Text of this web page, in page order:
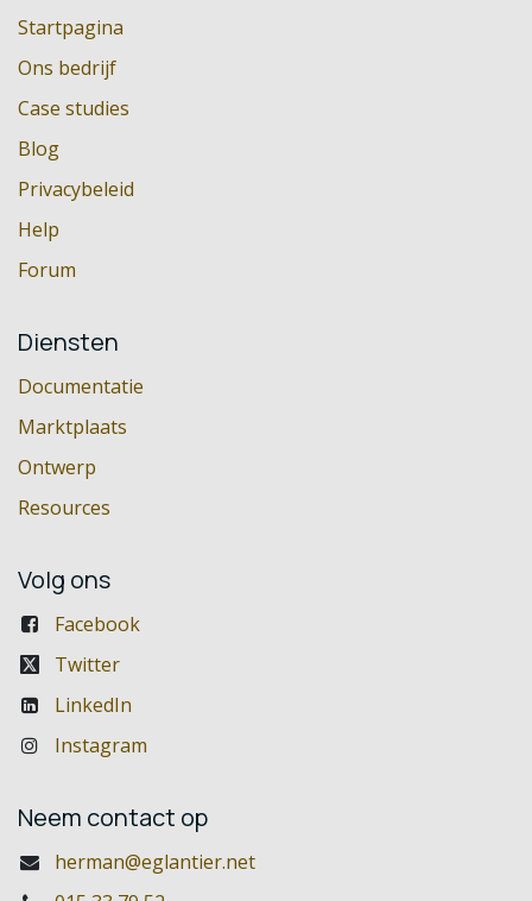
Startpagina
Ons bedrijf
Case studies
Blog
Privacybeleid
Help
Forum
Diensten
Documentatie
Marktplaats
Ontwerp
Resources
Volg ons
Facebook
Twitter
LinkedIn
Instagram
Neem contact op
herman@eglantier.net